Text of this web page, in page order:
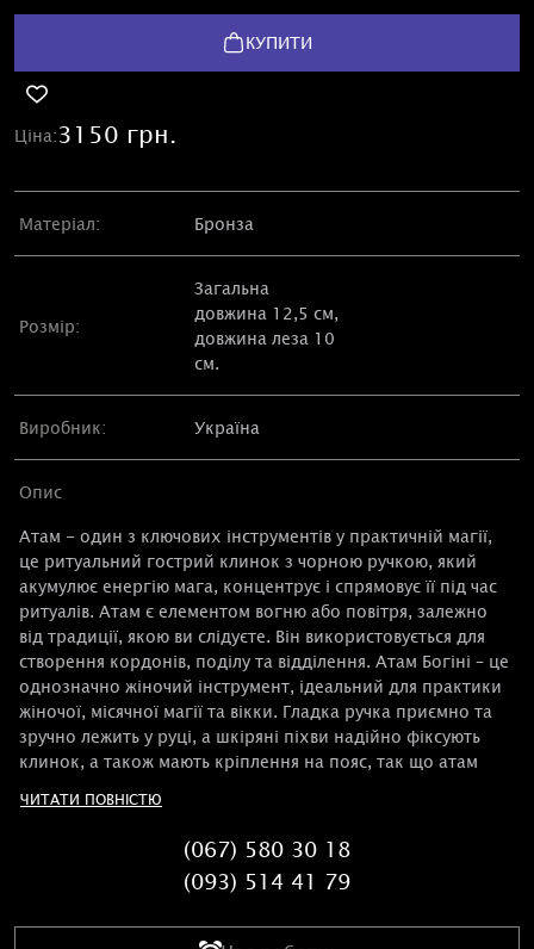
КУПИТИ
Ціна:3150 грн.
Матеріал: Бронза
Розмір:
Загальна
довжина 12,5 см,
довжина леза 10
см.
Виробник: Україна
Опис
Атам - один з ключових інструментів у практичній магії,
це ритуальний гострий клинок з чорною ручкою, який
акумулює енергію мага, концентрує і спрямовує її під час
ритуалів. Атам є елементом вогню або повітря, залежно
від традиції, якою ви слідуєте. Він використовується для
створення кордонів, поділу та відділення. Атам Богіні – це
однозначно жіночий інструмент, ідеальний для практики
жіночої, місячної магії та вікки. Гладка ручка приємно та
зручно лежить у руці, а шкіряні піхви надійно фіксують
клинок, а також мають кріплення на пояс, так що атам
і в ритуалах на природі, Атам Богині – якісний та
довговічний, він роками служитиме Вам.
Дуже важливо пам'ятати, що Атам - це інструмент
ЧИТАТИ ПОВНІСТЮ
(067) 580 30 18
(093) 514 41 79